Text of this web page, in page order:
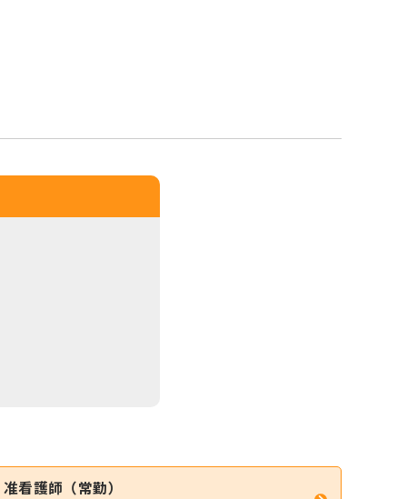
准看護師（常勤）